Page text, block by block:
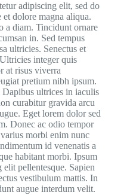
adipiscing elit, sed do
dolore magna aliqua.
a diam. Tincidunt ornare
in. Sed tempus
ultricies. Senectus et
integer quis
at risus viverra
pretium nibh ipsum.
ultrices in iaculis
curabitur gravida arcu
Eget lorem dolor sed
Donec ac odio tempor
morbi enim nunc
id venenatis a
habitant morbi. Ipsum
pellentesque. Sapien
vestibulum mattis. In
augue interdum velit.